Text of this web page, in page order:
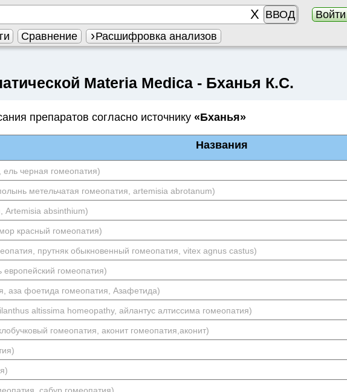
ВВОД Войти
Сравнение Расшифровка анализов
Materia Medica - Бханья К.С.
препаратов согласно источнику «Бханья»
Названия
ель черная гомеопатия)
метельчатая гомеопатия, artemisia abrotanum)
Artemisia absinthium)
красный гомеопатия)
прутняк обыкновенный гомеопатия, vitex agnus castus)
европейский гомеопатия)
аза фоетида гомеопатия, Азафетида)
altissima homeopathy, айлантус алтиссима гомеопатия)
гомеопатия, аконит гомеопатия,аконит)